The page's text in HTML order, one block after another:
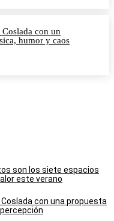
con un
humor y caos
son los siete espacios
este verano
con una propuesta